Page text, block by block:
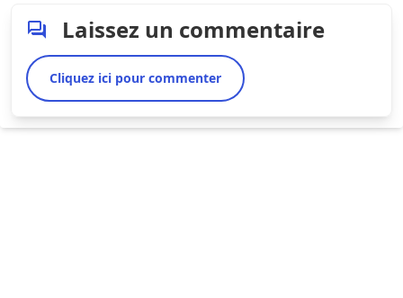
Laissez un commentaire
Cliquez ici pour commenter